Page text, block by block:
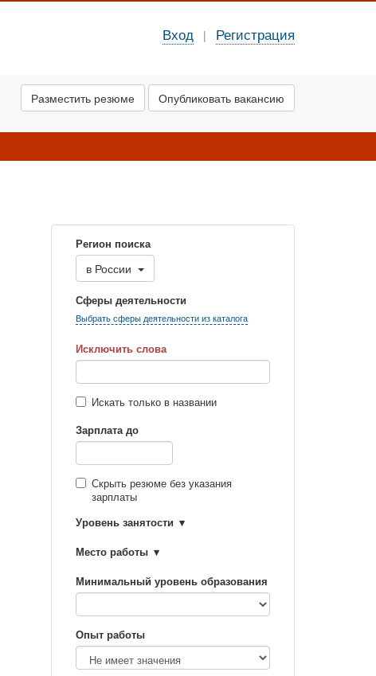
Вход | Регистрация
Разместить резюме Опубликовать вакансию
Регион поиска
в России
Сферы деятельности
Выбрать сферы деятельности из каталога
Исключить слова
Искать только в названии
Зарплата до
Скрыть резюме без указания
зарплаты
Уровень занятости
Место работы
Минимальный уровень образования
Опыт работы